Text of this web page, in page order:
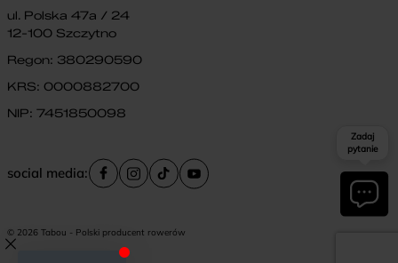
ul. Polska 47a / 24
12-100 Szczytno
Regon: 380290590
KRS: 0000882700
NIP: 7451850098
social media:
© 2026 Tabou - Polski producent rowerów
Zadaj
pytanie